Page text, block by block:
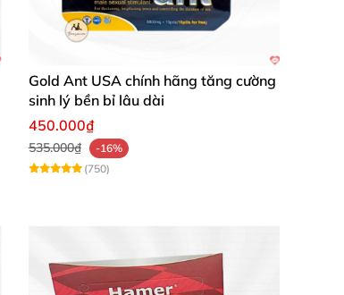
giác tự tin hơn hẳn mỗi lần sử
Dũng
hôm nay để cảm nhận sự khác
Gold Ant USA chính hãng tăng cường
sinh lý bền bỉ lâu dài
450.000₫
535.000₫
-16%
(750)